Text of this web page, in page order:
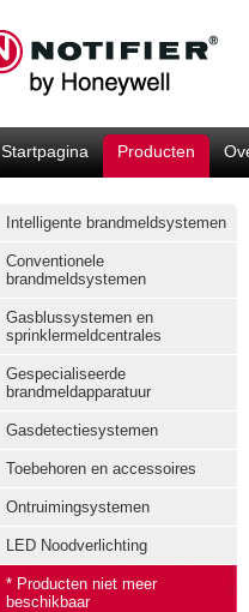
Startpagina Producten
Intelligente brandmeldsystemen
Conventionele
brandmeldsystemen
Gasblussystemen en
sprinklermeldcentrales
Gespecialiseerde
brandmeldapparatuur
Gasdetectiesystemen
Toebehoren en accessoires
Ontruimingsystemen
LED Noodverlichting
* Producten niet meer
beschikbaar